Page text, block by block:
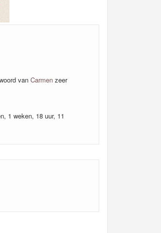
van Carmen zeer
1 weken, 18 uur, 11